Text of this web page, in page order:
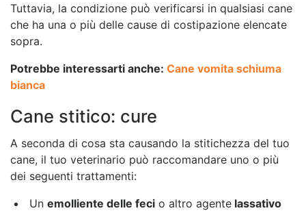
Tuttavia, la condizione può verificarsi in qualsiasi cane
che ha una o più delle cause di costipazione elencate
sopra.
Potrebbe interessarti anche: Cane vomita schiuma
bianca
Cane stitico: cure
A seconda di cosa sta causando la stitichezza del tuo
cane, il tuo veterinario può raccomandare uno o più
dei seguenti trattamenti:
Un emolliente delle feci o altro agente lassativo